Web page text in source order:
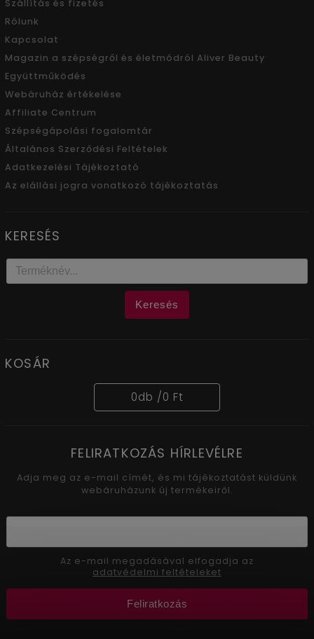
Szállítás és fizetés
Rólunk
Kapcsolat
Magazin a szépségről és életmódról Aliver Beauty
Együttműködés
Webáruház értékelése
Affiliate Centrum
Szépségápolási fogalomtár
Általános Szerződési Feltételek
Adatkezelési Tájékoztató
Az elállási jogra vonatkozó tájékoztatás
KERESÉS
Keresés
KOSÁR
0db /0 Ft
FELIRATKOZÁS HÍRLEVÉLRE
Adja meg az e-mail címét, és mi tájékoztatást küldünk
webáruházunk új termékeiről.
adatvédelmi feltételeket
Feliratkozás